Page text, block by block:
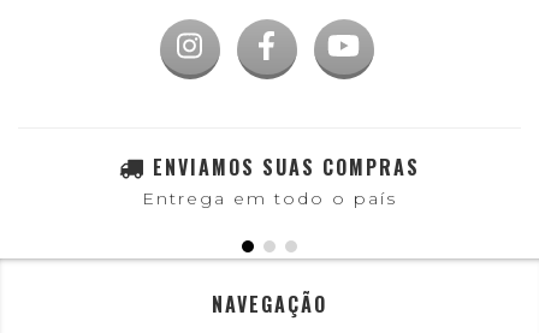
ENVIAMOS SUAS COMPRAS
Entrega em todo o país
NAVEGAÇÃO